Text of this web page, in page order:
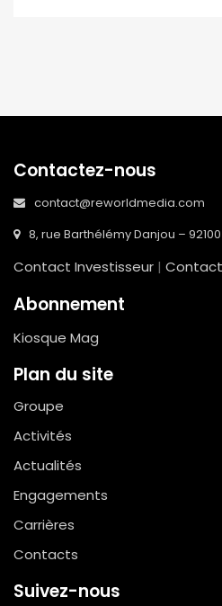
Contactez-nous
contact@reworldmedia.com
8, rue Barthélémy Danjou –
Contact Investisseur |
Abonnement
Kiosque Mag
Plan du site
Groupe
Activités
Actualités
Engagements
Carrières
Contacts
Suivez-nous